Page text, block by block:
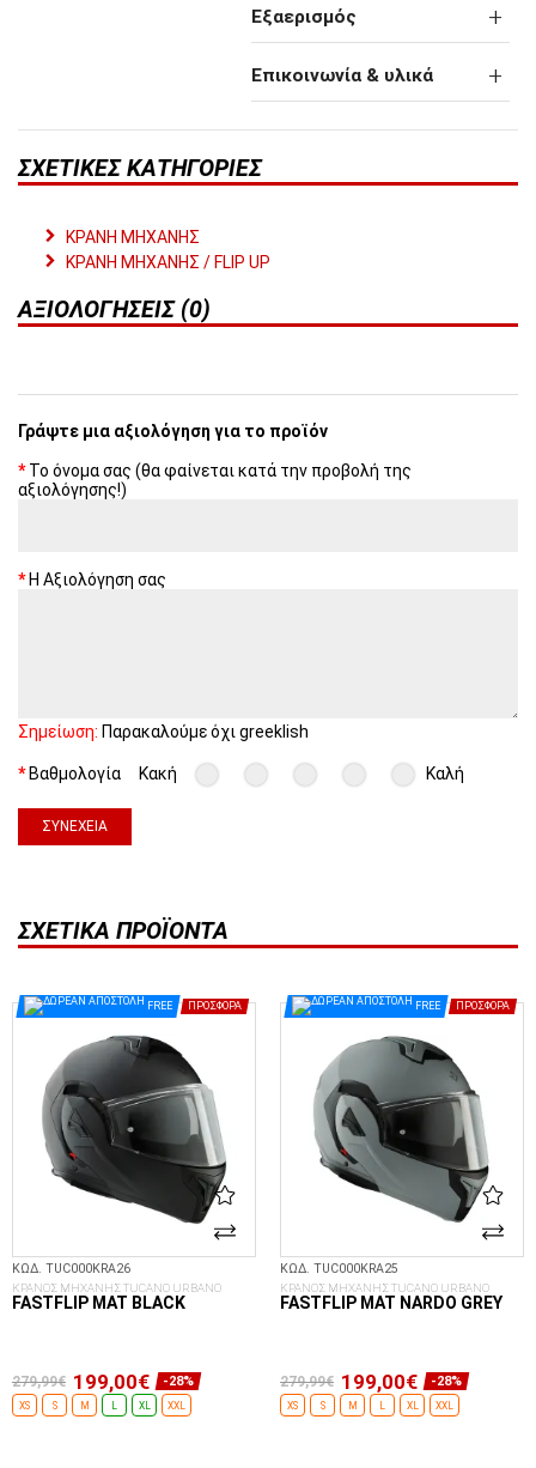
Εξαερισμός
Επικοινωνία & υλικά
ΣΧΕΤΙΚΈΣ ΚΑΤΗΓΟΡΊΕΣ
ΚΡΑΝΗ ΜΗΧΑΝΗΣ
ΚΡΑΝΗ ΜΗΧΑΝΗΣ / FLIP UP
ΑΞΙΟΛΟΓΉΣΕΙΣ (0)
Γράψτε μια αξιολόγηση για το προϊόν
Το όνομα σας (θα φαίνεται κατά την προβολή της
αξιολόγησης!)
Η Αξιολόγηση σας
Σημείωση: Παρακαλούμε όχι greeklish
Βαθμολογία Κακή Καλή
ΣΥΝΈΧΕΙΑ
ΣΧΕΤΙΚΆ ΠΡΟΪΌΝΤΑ
FREE ΠΡΟΣΦΟΡΆ
ΚΩΔ. TUC000KRA26
ΚΡΑΝΟΣ ΜΗΧΑΝΗΣ TUCANO URBANO
FASTFLIP MAT BLACK
279,99€ 199,00€ -28%
XS S M XL XXL
FREE ΠΡΟΣΦΟΡΆ
ΚΩΔ. TUC000KRA25
ΚΡΑΝΟΣ ΜΗΧΑΝΗΣ TUCANO URBANO
FASTFLIP MAT NARDO GREY
279,99€ 199,00€ -28%
XS S M XL XXL